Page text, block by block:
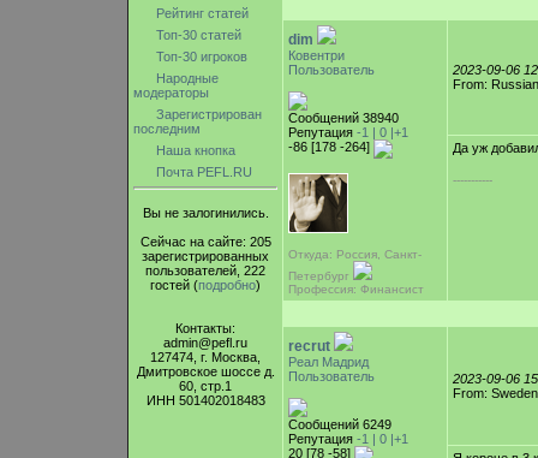
Рейтинг статей
Топ-30 статей
Топ-30 игроков
Народные
модераторы
Зарегистрирован
последним
Наша кнопка
Почта PEFL.RU
Вы не залогинились.
Сейчас на сайте: 205
зарегистрированных
пользователей, 222
гостей (подробно)
Контакты:
admin@pefl.ru
127474, г. Москва,
Дмитровское шоссе д.
60, стр.1
ИНН 501402018483
dim
Ковентри
Пользователь
Сообщений 38940
Репутация -1 | 0 |+1
-86 [178 -264]
Откуда: Россия, Санкт-
Петербург
Профессия: Финансист
2023-09-06
From:
Да уж
-----------
recrut
Реал Мадрид
Пользователь
Сообщений 6249
Репутация -1 | 0 |+1
20 [78 -58]
2023-09-06
From: Sweden